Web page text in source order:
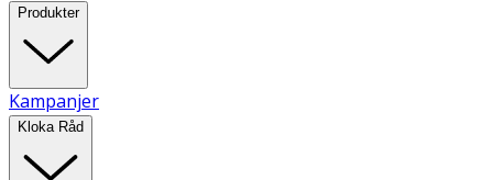
Produkter
Kampanjer
Kloka Råd